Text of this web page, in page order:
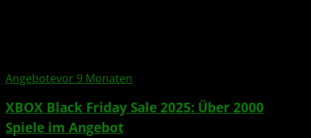
Angebotevor 9 Monaten
XBOX Black Friday Sale 2025: Über 2000
Spiele im Angebot